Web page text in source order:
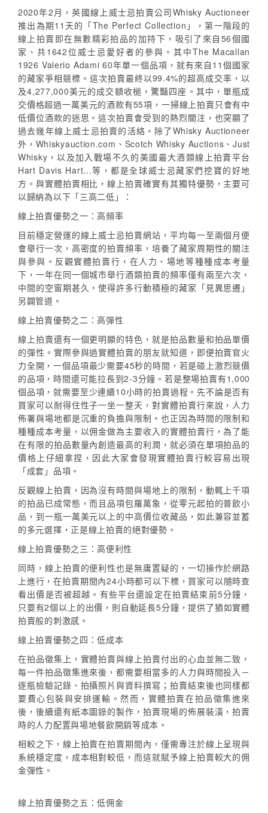
2020年2月，英國線上威士忌拍賣公司Whisky Auctioneer
推出為期11天的「The Perfect Collection」，第一階段的
線上拍賣即在無數精彩拍品的加持下，吸引了來自56個國
家、共1642位威士忌愛好者的參與。其中The Macallan
1926 Valerio Adami 60年單一個品項，就有來自11個國家
的藏家爭相競標。這次拍賣最終以99.4%的超高成交率，以
及4,277,000美元的成交額收槌，驚豔四座。其中，單瓶成
交價格超過一萬美元的酒款有55項，一掃線上拍賣只會有中
低價位酒款的迷思。這次拍賣會受到的熱烈關注，也突顯了
過去幾年線上威士忌拍賣的活絡。除了Whisky Auctioneer
外，Whiskyauction.com、Scotch Whisky Auctions、Just
Whisky，以及加入戰場不久的美國最大酒類線上拍賣平台
Hart Davis Hart...等，都是全球威士忌藏家們挖寶的好地
方。與實體拍賣相比，線上拍賣確實有其獨特優勢，主要可
以歸納為以下「三高二低」：
線上拍賣優勢之一：高頻率
目前穩定營運的線上威士忌拍賣網站，平均每一至兩個月便
會舉行一次，高密度的拍賣頻率，培養了藏家周期性的關注
與參與。反觀實體拍賣行，在人力、場地等種種成本考量
下，一年在同一個城市舉行酒類拍賣的頻率僅有兩至六次，
中間的空窗期甚久，使得許多行動積極的藏家「見異思遷」
另闢管道。
線上拍賣優勢之二：高彈性
線上拍賣還有一個更明顯的特色，就是拍品數量和拍品單價
的彈性。實際參與過實體拍賣的朋友就知道，即便拍賣官火
力全開，一個品項最少需要45秒的時間，若是碰上激烈競價
的品項，時間還可能拉長到2-3分鐘。若是整場拍賣有1,000
個品項，就需要至少連續10小時的拍賣過程。先不論是否有
買家可以耐得住性子一坐一整天，對實體拍賣行來說，人力
佈署與場地都是沉重的負擔與限制。也正因為時間的限制和
種種成本考量，以佣金做為主要收入的實體拍賣行，為了能
在有限的拍品數量內創造最高的利潤，就必須在單項拍品的
價格上仔細拿捏，因此大家會發現實體拍賣行較容易出現
「成套」品項。
反觀線上拍賣，因為沒有時間與場地上的限制，動輒上千項
的拍品已成常態，而且品項包羅萬象，從零元起拍的普飲小
品，到一瓶一萬美元以上的中高價位收藏品，如此兼容並蓄
的多元選擇，正是線上拍賣的絕對優勢。
線上拍賣優勢之三：高便利性
同時，線上拍賣的便利性也是無庸置疑的，一切操作於網路
上進行，在拍賣期間內24小時都可以下標，買家可以隨時查
看出價是否被超越。有些平台還設定在拍賣結束前5分鐘，
只要有2個以上的出價，則自動延長5分鐘，提供了猶如實體
拍賣般的刺激感。
線上拍賣優勢之四：低成本
在拍品徵集上，實體拍賣與線上拍賣付出的心血並無二致，
每一件拍品徵集進來後，都需要相當多的人力與時間投入－
逐瓶檢驗記錄、拍攝照片與資料撰寫；拍賣結束後也同樣都
要費心包裝與安排運輸。然而，實體拍賣在拍品徵集進來
後，後續還有紙本圖錄的製作，拍賣現場的佈展裝潢，拍賣
時的人力配置與場地餐飲開銷等成本。
相較之下，線上拍賣在拍賣期間內，僅需專注於線上呈現與
系統穩定度，成本相對較低，而這就賦予線上拍賣較大的佣
金彈性。
線上拍賣優勢之五：低佣金